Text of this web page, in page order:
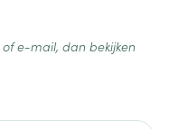
e-mail, dan bekijken